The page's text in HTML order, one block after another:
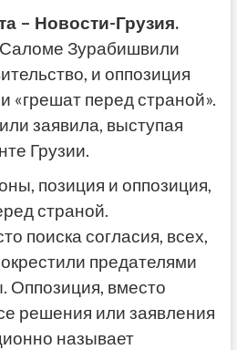
– Новости-Грузия.
Зурабишвили
и оппозиция
«грешат перед страной».
заявила, выступая
Грузии.
позиция и оппозиция,
страной.
поиска согласия, всех,
предателями
Оппозиция, вместо
решения или заявления
называет